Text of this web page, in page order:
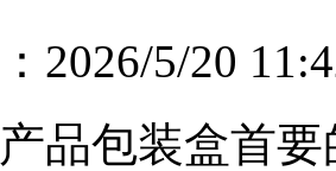
2026/5/20
品包装盒首